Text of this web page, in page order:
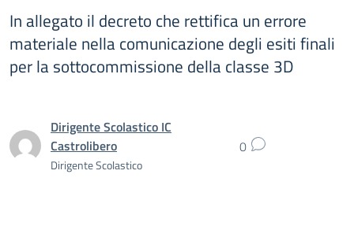
In allegato il decreto che rettifica un errore
materiale nella comunicazione degli esiti finali
per la sottocommissione della classe 3D
Dirigente Scolastico IC
Castrolibero
Dirigente Scolastico
0